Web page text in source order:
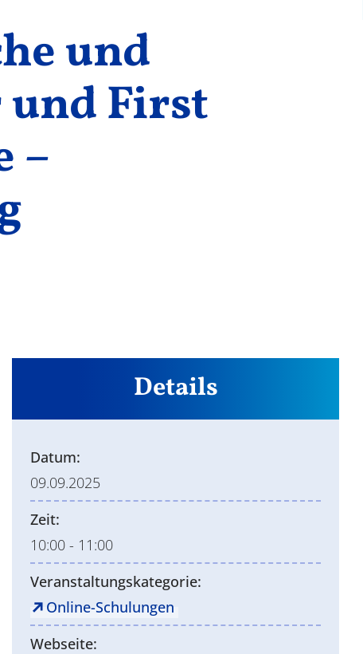
und
First
–
Details
Datum:
09.09.2025
Zeit:
10:00 - 11:00
Veranstaltungskategorie:
Online-Schulungen
Webseite: